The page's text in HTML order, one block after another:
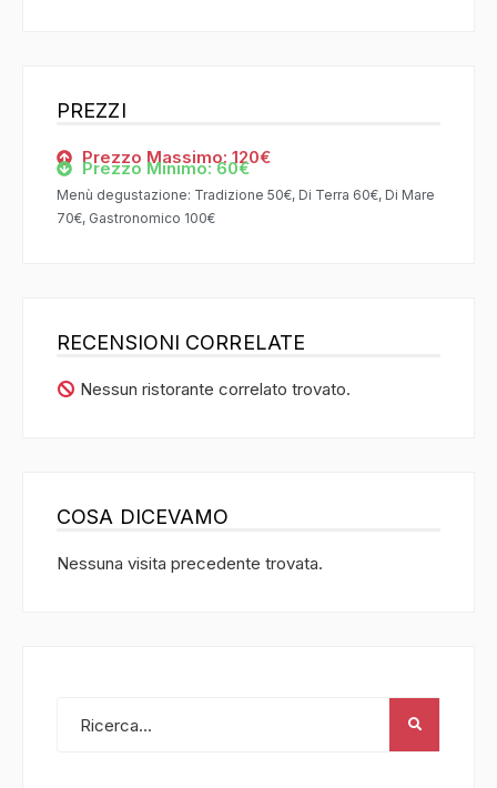
PREZZI
Prezzo Massimo: 120€
Prezzo Minimo: 60€
Menù degustazione: Tradizione 50€, Di Terra 60€, Di Mare
70€, Gastronomico 100€
RECENSIONI CORRELATE
Nessun ristorante correlato trovato.
COSA DICEVAMO
Nessuna visita precedente trovata.